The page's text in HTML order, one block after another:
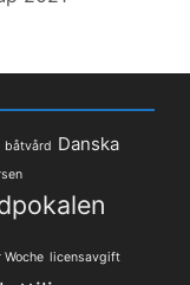
båtvård Danska
Woche licensavgift